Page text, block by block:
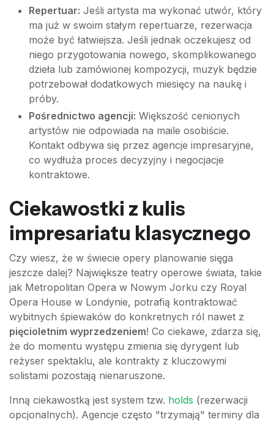
Repertuar: Jeśli artysta ma wykonać utwór, który
ma już w swoim stałym repertuarze, rezerwacja
może być łatwiejsza. Jeśli jednak oczekujesz od
niego przygotowania nowego, skomplikowanego
dzieła lub zamówionej kompozycji, muzyk będzie
potrzebował dodatkowych miesięcy na naukę i
próby.
Pośrednictwo agencji: Większość cenionych
artystów nie odpowiada na maile osobiście.
Kontakt odbywa się przez agencje impresaryjne,
co wydłuża proces decyzyjny i negocjacje
kontraktowe.
Ciekawostki z kulis
impresariatu klasycznego
Czy wiesz, że w świecie opery planowanie sięga
jeszcze dalej? Największe teatry operowe świata, takie
jak Metropolitan Opera w Nowym Jorku czy Royal
Opera House w Londynie, potrafią kontraktować
wybitnych śpiewaków do konkretnych ról nawet z
pięcioletnim wyprzedzeniem! Co ciekawe, zdarza się,
że do momentu występu zmienia się dyrygent lub
reżyser spektaklu, ale kontrakty z kluczowymi
solistami pozostają nienaruszone.
Inną ciekawostką jest system tzw. holds (rezerwacji
opcjonalnych). Agencje często "trzymają" terminy dla